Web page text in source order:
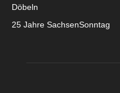
Döbeln
25 Jahre SachsenSonntag